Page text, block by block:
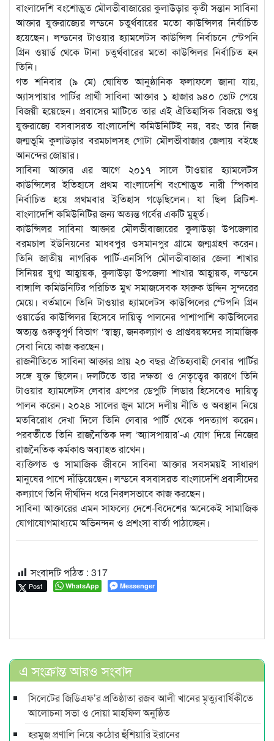
বাংলাদেশি বংশোদ্ভুত মৌলভীবাজারের কুলাউড়ার কৃতী সন্তান সাবিনা
আক্তার যুক্তরাজ্যের লন্ডনে চতুর্থবারের মতো কাউন্সিলর নির্বাচিত
হয়েছেন। লন্ডনের টাওয়ার হ্যামলেটস কাউন্সিল নির্বাচনে স্টেপনি
গ্রিন ওয়ার্ড থেকে টানা চতুর্থবারের মতো কাউন্সিলর নির্বাচিত হন
তিনি।
গত শনিবার (৯ মে) ঘোষিত আনুষ্ঠানিক ফলাফলে জানা যায়,
অ্যাসপায়ার পার্টির প্রার্থী সাবিনা আক্তার ১ হাজার ৯৪০ ভোট পেয়ে
বিজয়ী হয়েছেন। প্রবাসের মাটিতে তার এই ঐতিহাসিক বিজয়ে শুধু
যুক্তরাজ্যে বসবাসরত বাংলাদেশি কমিউনিটিই নয়, বরং তার নিজ
জন্মভূমি কুলাউড়ার বরমচালসহ গোটা মৌলভীবাজার জেলায় বইছে
আনন্দের জোয়ার।
সাবিনা আক্তার এর আগে ২০১৭ সালে টাওয়ার হ্যামলেটস
কাউন্সিলের ইতিহাসে প্রথম বাংলাদেশি বংশোদ্ভুত নারী স্পিকার
নির্বাচিত হয়ে প্রথমবার ইতিহাস গড়েছিলেন। যা ছিল ব্রিটিশ-
বাংলাদেশি কমিউনিটির জন্য অত্যন্ত গর্বের একটি মুহূর্ত।
কাউন্সিলর সাবিনা আক্তার মৌলভীবাজারের কুলাউড়া উপজেলার
বরমচাল ইউনিয়নের মাধবপুর ওসমানপুর গ্রামে জন্মগ্রহণ করেন।
তিনি জাতীয় নাগরিক পার্টি-এনসিপি মৌলভীবাজার জেলা শাখার
সিনিয়র যুগ্ম আহ্বায়ক, কুলাউড়া উপজেলা শাখার আহ্বায়ক, লন্ডনে
বাঙ্গালি কমিউনিটির পরিচিত মুখ সমাজসেবক ফারুক উদ্দিন সুন্দরের
মেয়ে। বর্তমানে তিনি টাওয়ার হ্যামলেটস কাউন্সিলের স্টেপনি গ্রিন
ওয়ার্ডের কাউন্সিলর হিসেবে দায়িত্ব পালনের পাশাপাশি কাউন্সিলের
অত্যন্ত গুরুত্বপূর্ণ বিভাগ ‘স্বাস্থ্য, জনকল্যাণ ও প্রাপ্তবয়স্কদের সামাজিক
সেবা নিয়ে কাজ করছেন।
রাজনীতিতে সাবিনা আক্তার প্রায় ২০ বছর ঐতিহ্যবাহী লেবার পার্টির
সঙ্গে যুক্ত ছিলেন। দলটিতে তার দক্ষতা ও নেতৃত্বের কারণে তিনি
টাওয়ার হ্যামলেটস লেবার গ্রুপের ডেপুটি লিডার হিসেবেও দায়িত্ব
পালন করেন। ২০২৪ সালের জুন মাসে দলীয় নীতি ও অবস্থান নিয়ে
মতবিরোধ দেখা দিলে তিনি লেবার পার্টি থেকে পদত্যাগ করেন।
পরবর্তীতে তিনি রাজনৈতিক দল ‘অ্যাসপায়ার’-এ যোগ দিয়ে নিজের
রাজনৈতিক কর্মকাণ্ড অব্যাহত রাখেন।
ব্যক্তিগত ও সামাজিক জীবনে সাবিনা আক্তার সবসময়ই সাধারণ
মানুষের পাশে দাঁড়িয়েছেন। লন্ডনে বসবাসরত বাংলাদেশি প্রবাসীদের
কল্যাণে তিনি দীর্ঘদিন ধরে নিরলসভাবে কাজ করছেন।
সাবিনা আক্তারের এমন সাফল্যে দেশে-বিদেশের অনেকেই সামাজিক
যোগাযোগমাধ্যমে অভিনন্দন ও প্রশংসা বার্তা পাঠাচ্ছেন।
সংবাদটি পঠিত : 317
Post WhatsApp Messenger
এ সংক্রান্ত আরও সংবাদ
সিলেটের জিডিএফ’র প্রতিষ্ঠাতা রজব আলী খানের মৃত্যুবার্ষিকীতে
আলোচনা সভা ও দোয়া মাহফিল অনুষ্ঠিত
হরমুজ প্রণালি নিয়ে কঠোর হুঁশিয়ারি ইরানের